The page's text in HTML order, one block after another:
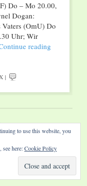
Do – Mo 20.00,
Dogan:
Vaters (OmU) Do
Uhr; Wir
reading
|
to use this website, you
here:Cookie Policy